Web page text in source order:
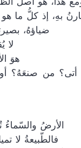
بهِ، إذ كلُّ ما هو
ضياؤهُ،
لا
هوَ
أتى؟ من صنعَهُ؟
الأرضُ والسّماءُ
فالطّبيعةُ لا